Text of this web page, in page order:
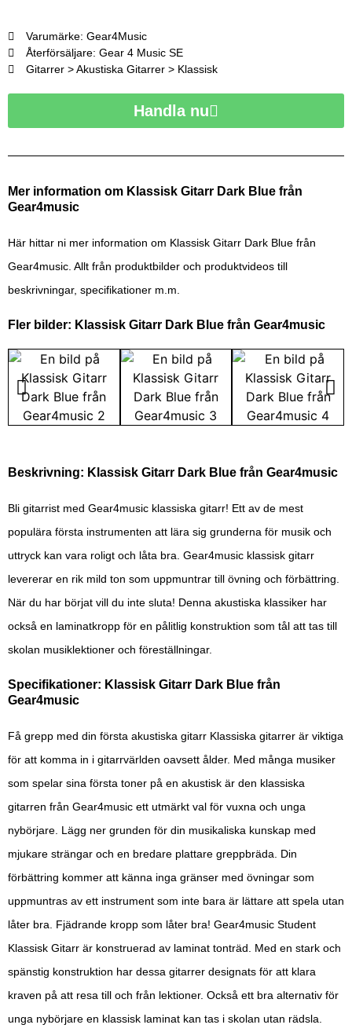
Varumärke: Gear4Music
Återförsäljare: Gear 4 Music SE
Gitarrer > Akustiska Gitarrer > Klassisk
Handla nu
Mer information om Klassisk Gitarr Dark Blue från
Gear4music
Här hittar ni mer information om Klassisk Gitarr Dark Blue från
Gear4music. Allt från produktbilder och produktvideos till
beskrivningar, specifikationer m.m.
Fler bilder: Klassisk Gitarr Dark Blue från Gear4music
Beskrivning: Klassisk Gitarr Dark Blue från Gear4music
Bli gitarrist med Gear4music klassiska gitarr! Ett av de mest
populära första instrumenten att lära sig grunderna för musik och
uttryck kan vara roligt och låta bra. Gear4music klassisk gitarr
levererar en rik mild ton som uppmuntrar till övning och förbättring.
När du har börjat vill du inte sluta! Denna akustiska klassiker har
också en laminatkropp för en pålitlig konstruktion som tål att tas till
skolan musiklektioner och föreställningar.
Specifikationer: Klassisk Gitarr Dark Blue från
Gear4music
Få grepp med din första akustiska gitarr Klassiska gitarrer är viktiga
för att komma in i gitarrvärlden oavsett ålder. Med många musiker
som spelar sina första toner på en akustisk är den klassiska
gitarren från Gear4music ett utmärkt val för vuxna och unga
nybörjare. Lägg ner grunden för din musikaliska kunskap med
mjukare strängar och en bredare plattare greppbräda. Din
förbättring kommer att känna inga gränser med övningar som
uppmuntras av ett instrument som inte bara är lättare att spela utan
låter bra. Fjädrande kropp som låter bra! Gear4music Student
Klassisk Gitarr är konstruerad av laminat tonträd. Med en stark och
spänstig konstruktion har dessa gitarrer designats för att klara
kraven på att resa till och från lektioner. Också ett bra alternativ för
unga nybörjare en klassisk laminat kan tas i skolan utan rädsla.